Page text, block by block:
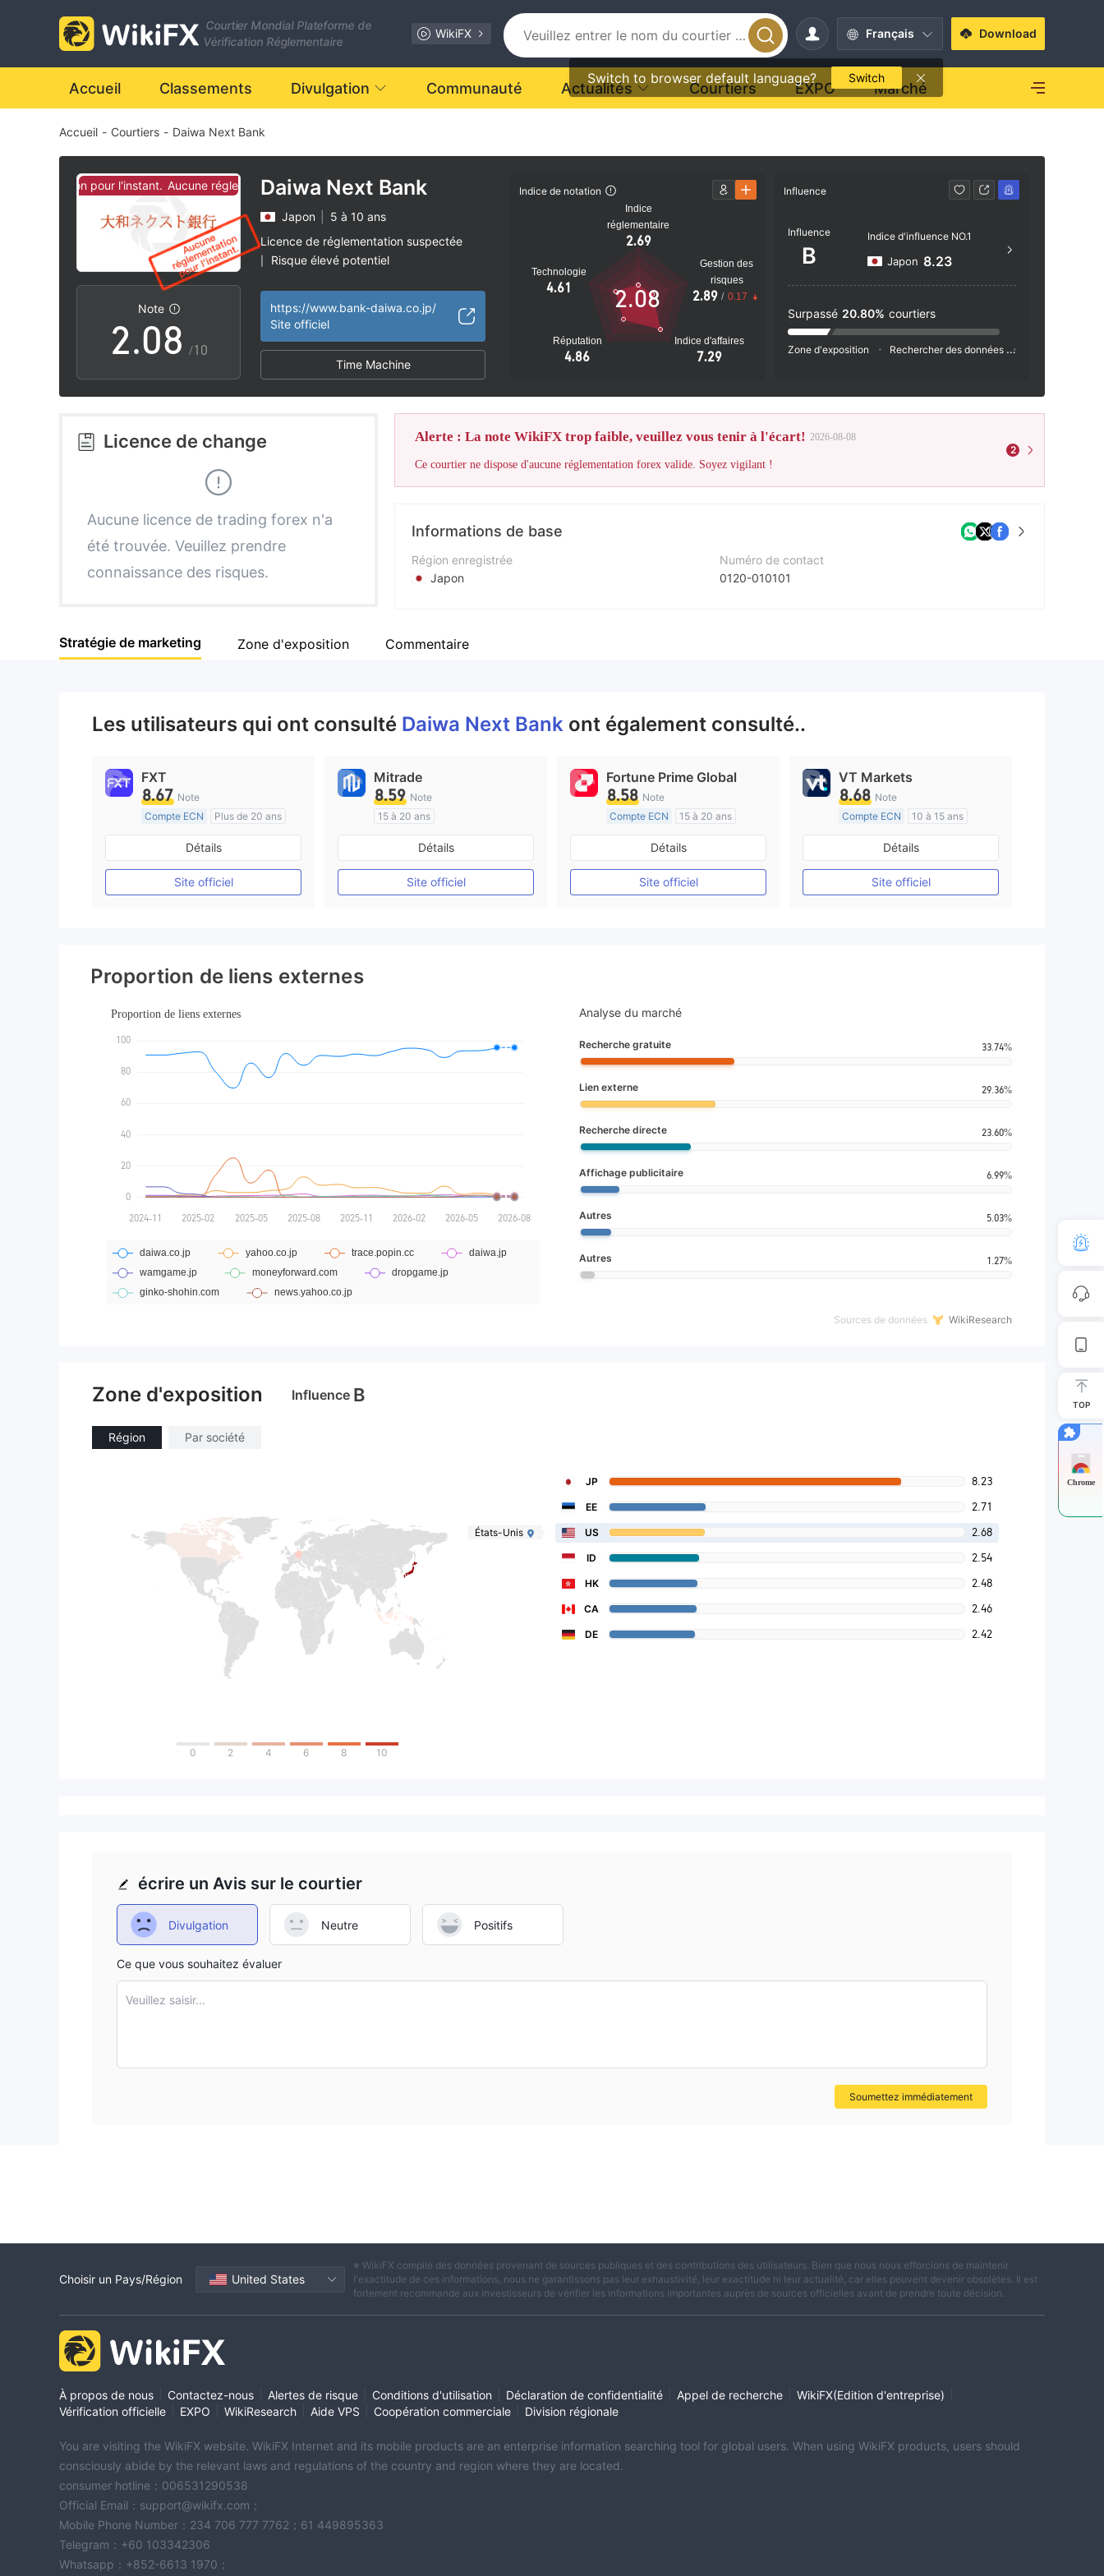
Courtier Mondial Plateforme de
Vérification Réglementaire
WikiFX Français
Switch to browser default language? Switch
Download
Accueil Classements Divulgation Communauté Actualités Courtiers EXPO Marché
Accueil - Courtiers - Daiwa Next Bank
pour l'instant. Aucune réglementation pour l'instant.
Note
0
1
2
3
4
6
7
8
9
.0
1
2
4
5
7
8
9
2
3
4
5
6
7
8
9
/10
Daiwa Next Bank
Japon
5 à 10 ans
Licence de réglementation suspectée
Risque élevé potentiel
https://www.bank-daiwa.co.jp/
Site officiel
Time Machine
Indice de notation
Indice
réglementaire
2.69
Technologie
4.61
Réputation
4.86
Indice d'affaires
7.29
Gestion des
risques
2.89 / 0.17
2.08
Influence
Influence
B
Indice d'influence NO.1
Japon 8.23
Surpassé 20.80% courtiers
Zone d'exposition Rechercher des données
Licence de change
Aucune licence de trading forex n'a
été trouvée. Veuillez prendre
connaissance des risques.
Alerte : La note WikiFX trop faible, veuillez vous tenir à l'écart! 2026-08-08
Ce courtier ne dispose d'aucune réglementation forex valide. Soyez vigilant !
2
Informations de base
Région enregistrée
Japon
Société
Numéro de contact
0120-010101
Stratégie de marketing Zone d'exposition Commentaire
Les utilisateurs qui ont consulté Daiwa Next Bank ont également consulté..
FXT
8.67 Note
Compte ECN
Plus de 20 ans
Réglementation de Australie
Market Making (MM)
Etiquette principale MT4
Détails
Site officiel
Mitrade
8.59 Note
15 à 20 ans
Réglementation de Australie
Market Making (MM)
Auto-recherche
Détails
Site officiel
Fortune Prime Global
8.58 Note
Compte ECN
15 à 20 ans
Réglementation de Australie
Market Making (MM)
Etiquette principale MT4
Détails
Site officiel
VT Markets
8.68 Note
Compte ECN
10 à 15 ans
Réglementation de Australie
Market Making (MM)
Etiquette principale MT4
Détails
Site officiel
Proportion de liens externes
Analyse du marché
Recherche gratuite 33.74%
Lien externe 29.36%
Recherche directe 23.60%
Affichage publicitaire 6.99%
Autres 5.03%
Autres 1.27%
Sources de données WikiResearch
Zone d'exposition Influence B
Région Par société
0 2 4 6 8 10
JP 8.23
EE 2.71
États-Unis US 2.68
ID 2.54
HK 2.48
CA 2.46
DE 2.42
écrire un Avis sur le courtier
Divulgation Neutre Positifs
Ce que vous souhaitez évaluer
Veuillez saisir...
Soumettez immédiatement
TOP
Chrome
Choisir un Pays/Région United States
※ WikiFX compile des données provenant de sources publiques et des contributions des utilisateurs. Bien que nous nous efforcions de maintenir
l'exactitude de ces informations, nous ne garantissons pas leur exhaustivité, leur exactitude ni leur actualité, car elles peuvent devenir obsolètes. Il est
fortement recommandé aux investisseurs de vérifier les informations importantes auprès de sources officielles avant de prendre toute décision.
À propos de nous Contactez-nous Alertes de risque Conditions d'utilisation Déclaration de confidentialité Appel de recherche WikiFX(Edition d'entreprise)
Vérification officielle
EXPO WikiResearch Aide VPS Coopération commerciale Division régionale
You are visiting the WikiFX website. WikiFX Internet and its mobile products are an enterprise information searching tool for global users. When using WikiFX products, users should
consciously abide by the relevant laws and regulations of the country and region where they are located.
consumer hotline：006531290538
Official Email：support@wikifx.com；
Mobile Phone Number：234 706 777 7762；61 449895363
Telegram：+60 103342306
Whatsapp：+852-6613 1970；